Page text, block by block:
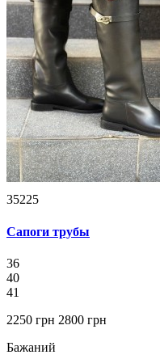
35225
Сапоги трубы
36
40
41
2250 грн 2800 грн
Бажаний